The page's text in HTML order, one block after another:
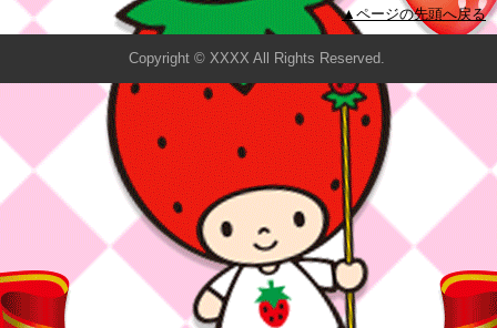
▲ページの先頭へ戻る
Copyright © XXXX All Rights Reserved.